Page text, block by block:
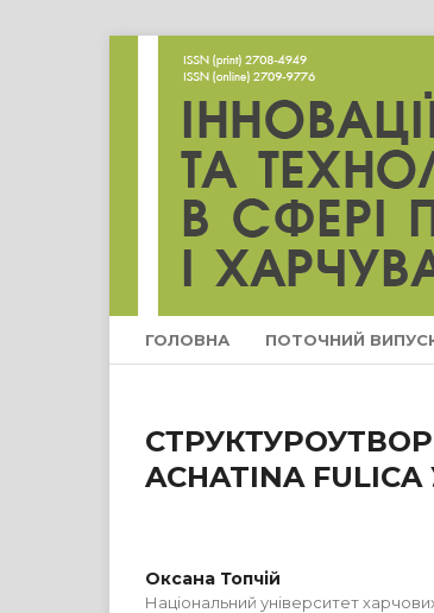
ГОЛОВНА ПОТОЧНИЙ
ACHATINA
Оксана Топчій
Національний університет